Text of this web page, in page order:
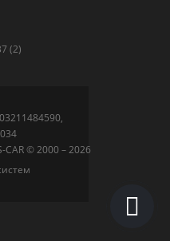
(2)
© 2000 – 2026